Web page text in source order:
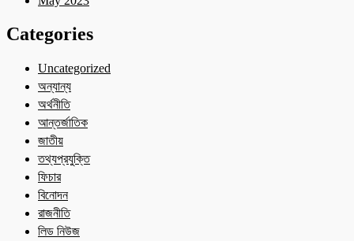
Categories
Uncategorized
অন্যান্য
অর্থনীতি
আন্তর্জাতিক
জাতীয়
তথ্যপ্রযুক্তি
ফিচার
বিনোদন
রাজনীতি
লিড নিউজ